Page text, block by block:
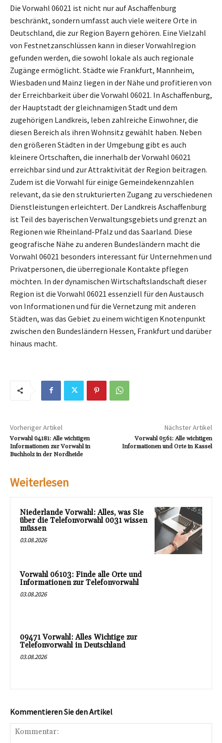
Die Vorwahl 06021 ist nicht nur auf Aschaffenburg
beschränkt, sondern umfasst auch viele weitere Orte in
Deutschland, die zur Region Bayern gehören. Eine Vielzahl
von Festnetzanschlüssen kann in dieser Vorwahlregion
gefunden werden, die sowohl lokale als auch regionale
Zugänge ermöglicht. Städte wie Frankfurt, Mannheim,
Wiesbaden und Mainz liegen in der Nähe und profitieren von
der Erreichbarkeit über die Vorwahl 06021. In Aschaffenburg,
der Hauptstadt der gleichnamigen Stadt und dem
zugehörigen Landkreis, leben zahlreiche Einwohner, die
diesen Bereich als ihren Wohnsitz gewählt haben. Neben
den größeren Städten in der Umgebung gibt es auch
kleinere Ortschaften, die innerhalb der Vorwahl 06021
erreichbar sind und zur Attraktivität der Region beitragen.
Zudem ist die Vorwahl für einige Gemeindekennzahlen
relevant, da sie den strukturierten Zugang zu verschiedenen
Dienstleistungen erleichtert. Der Landkreis Aschaffenburg
ist Teil des bayerischen Verwaltungsgebiets und grenzt an
Regionen wie Rheinland-Pfalz und das Saarland. Diese
geografische Nähe zu anderen Bundesländern macht die
Vorwahl 06021 besonders interessant für Unternehmen und
Privatpersonen, die überregionale Kontakte pflegen
möchten. In der dynamischen Wirtschaftslandschaft dieser
Region ist die Vorwahl 06021 essenziell für den Austausch
von Informationen und für die Vernetzung mit anderen
Städten, was das Gebiet zu einem wichtigen Knotenpunkt
zwischen den Bundesländern Hessen, Frankfurt und darüber
hinaus macht.
Vorheriger Artikel
Vorwahl 04181: Alle wichtigen
Informationen zur Vorwahl in
Buchholz in der Nordheide
Nächster Artikel
Vorwahl 0561: Alle wichtigen
Informationen und Orte in Kassel
Weiterlesen
Niederlande Vorwahl: Alles, was Sie
über die Telefonvorwahl 0031 wissen
müssen
03.08.2026
Vorwahl 06103: Finde alle Orte und
Informationen zur Telefonvorwahl
03.08.2026
09471 Vorwahl: Alles Wichtige zur
Telefonvorwahl in Deutschland
03.08.2026
Kommentieren Sie den Artikel